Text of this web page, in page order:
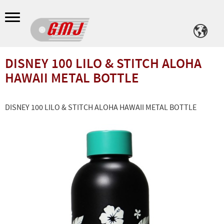
Meny
DISNEY 100 LILO & STITCH ALOHA
HAWAII METAL BOTTLE
DISNEY 100 LILO & STITCH ALOHA HAWAII METAL BOTTLE